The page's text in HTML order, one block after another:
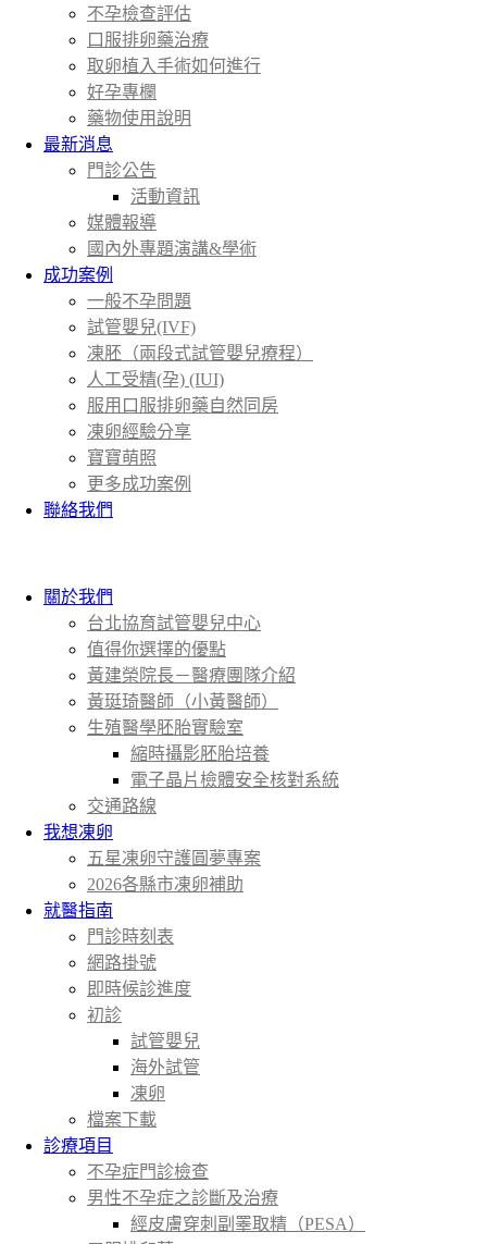
不孕檢查評估
口服排卵藥治療
取卵植入手術如何進行
好孕專欄
藥物使用說明
最新消息
門診公告
活動資訊
媒體報導
國內外專題演講&學術
成功案例
一般不孕問題
試管嬰兒(IVF)
凍胚（兩段式試管嬰兒療程）
人工受精(孕) (IUI)
服用口服排卵藥自然同房
凍卵經驗分享
寶寶萌照
更多成功案例
聯絡我們
關於我們
台北協育試管嬰兒中心
值得你選擇的優點
黃建榮院長－醫療團隊介紹
黃珽琦醫師（小黃醫師）
生殖醫學胚胎實驗室
縮時攝影胚胎培養
電子晶片檢體安全核對系統
交通路線
我想凍卵
五星凍卵守護圓夢專案
2026各縣市凍卵補助
就醫指南
門診時刻表
網路掛號
即時候診進度
初診
試管嬰兒
海外試管
凍卵
檔案下載
診療項目
不孕症門診檢查
男性不孕症之診斷及治療
經皮膚穿刺副睪取精（PESA）